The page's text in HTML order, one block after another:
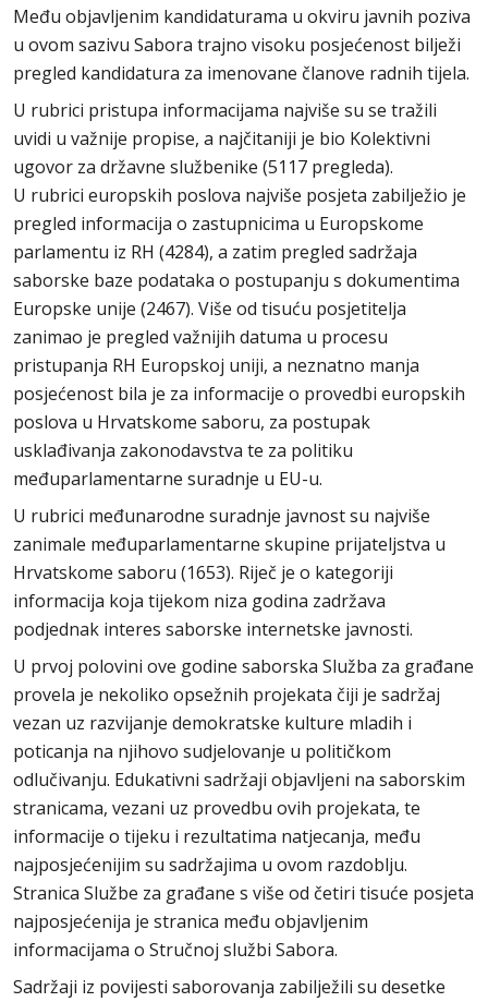
Među objavljenim kandidaturama u okviru javnih poziva
u ovom sazivu Sabora trajno visoku posjećenost bilježi
pregled kandidatura za imenovane članove radnih tijela.
U rubrici pristupa informacijama najviše su se tražili
uvidi u važnije propise, a najčitaniji je bio Kolektivni
ugovor za državne službenike (5117 pregleda).
U rubrici europskih poslova najviše posjeta zabilježio je
pregled informacija o zastupnicima u Europskome
parlamentu iz RH (4284), a zatim pregled sadržaja
saborske baze podataka o postupanju s dokumentima
Europske unije (2467). Više od tisuću posjetitelja
zanimao je pregled važnijih datuma u procesu
pristupanja RH Europskoj uniji, a neznatno manja
posjećenost bila je za informacije o provedbi europskih
poslova u Hrvatskome saboru, za postupak
usklađivanja zakonodavstva te za politiku
međuparlamentarne suradnje u EU-u.
U rubrici međunarodne suradnje javnost su najviše
zanimale međuparlamentarne skupine prijateljstva u
Hrvatskome saboru (1653). Riječ je o kategoriji
informacija koja tijekom niza godina zadržava
podjednak interes saborske internetske javnosti.
U prvoj polovini ove godine saborska Služba za građane
provela je nekoliko opsežnih projekata čiji je sadržaj
vezan uz razvijanje demokratske kulture mladih i
poticanja na njihovo sudjelovanje u političkom
odlučivanju. Edukativni sadržaji objavljeni na saborskim
stranicama, vezani uz provedbu ovih projekata, te
informacije o tijeku i rezultatima natjecanja, među
najposjećenijim su sadržajima u ovom razdoblju.
Stranica Službe za građane s više od četiri tisuće posjeta
najposjećenija je stranica među objavljenim
informacijama o Stručnoj službi Sabora.
Sadržaji iz povijesti saborovanja zabilježili su desetke